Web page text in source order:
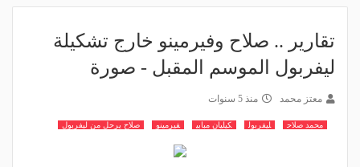
تقارير .. صلاح وفيرمينو خارج تشكيلة
ليفربول الموسم المقبل - صورة
معتز محمد منذ 5 سنوات
محمد صلاح ليفربول كيليان مبابي فيرمينو صلاح يرحل من ليفربول